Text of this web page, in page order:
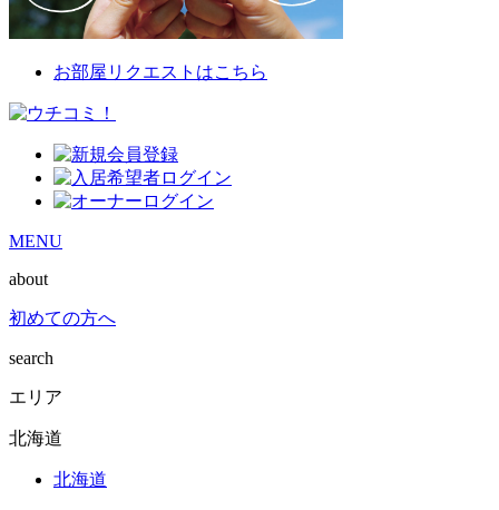
お部屋リクエストはこちら
MENU
about
初めての方へ
search
エリア
北海道
北海道